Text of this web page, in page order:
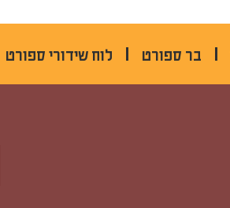
בר ספורט לוח שידורי ספורט